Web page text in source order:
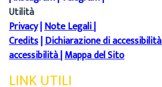
Utilità
Privacy|Note Legali|
Credits|Dichiarazione di accessibilità
accessibilità|Mappa del Sito
LINK UTILI